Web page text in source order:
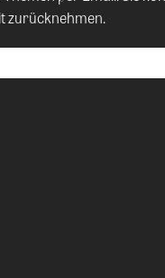
zurücknehmen.